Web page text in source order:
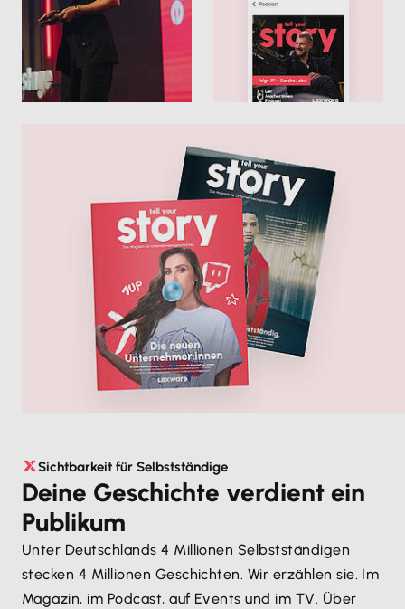
Weniger Aufwand im laufenden Betrieb
Mehr zu E-Rechnungen
Alles digital an einem Ort
Schneller Rückfragen klären
Weniger Abstimmung, mehr Überblick
Mehr zur Zusammenarbeit mit dem
Sichtbarkeit für Selbstständige
Deine Geschichte verdient ein
Publikum
Unter Deutschlands 4 Millionen Selbstständigen
stecken 4 Millionen Geschichten. Wir erzählen sie. Im
Magazin, im Podcast, auf Events und im TV. Über